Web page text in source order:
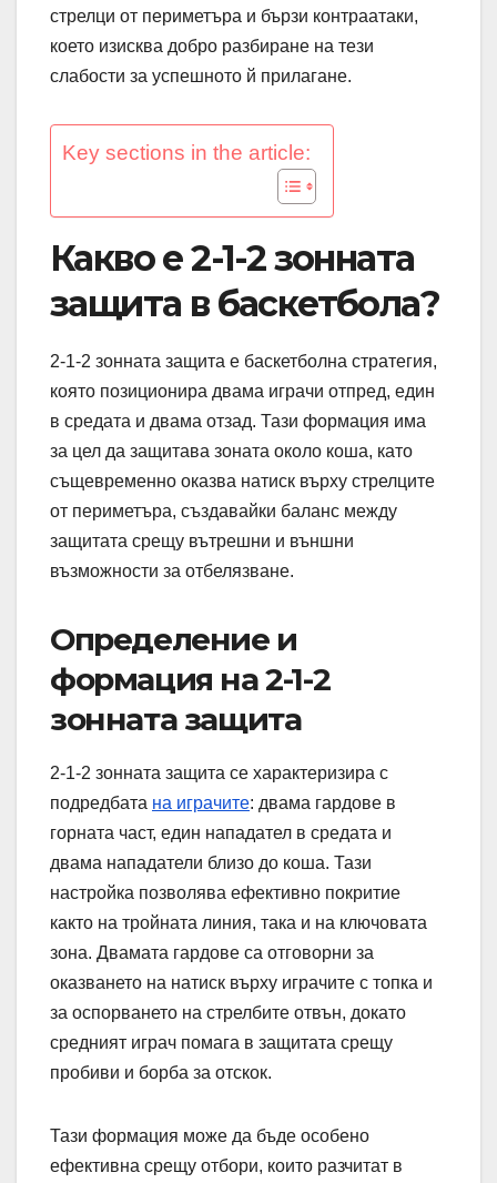
стрелци от периметъра и бързи контраатаки,
което изисква добро разбиране на тези
слабости за успешното й прилагане.
Key sections in the article:
Какво е 2-1-2 зонната
защита в баскетбола?
2-1-2 зонната защита е баскетболна стратегия,
която позиционира двама играчи отпред, един
в средата и двама отзад. Тази формация има
за цел да защитава зоната около коша, като
същевременно оказва натиск върху стрелците
от периметъра, създавайки баланс между
защитата срещу вътрешни и външни
възможности за отбелязване.
Определение и
формация на 2-1-2
зонната защита
2-1-2 зонната защита се характеризира с
подредбата на играчите: двама гардове в
горната част, един нападател в средата и
двама нападатели близо до коша. Тази
настройка позволява ефективно покритие
както на тройната линия, така и на ключовата
зона. Двамата гардове са отговорни за
оказването на натиск върху играчите с топка и
за оспорването на стрелбите отвън, докато
средният играч помага в защитата срещу
пробиви и борба за отскок.
Тази формация може да бъде особено
ефективна срещу отбори, които разчитат в